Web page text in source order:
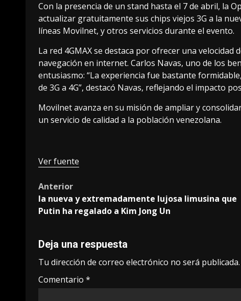
Con la presencia de un stand hasta el 7 de abril, la
actualizar gratuitamente sus chips viejos 3G a la
líneas Movilnet, y otros servicios durante el evento.
La red 4GMAX se destaca por ofrecer una
navegación en internet. Carlos Navas, uno de los
entusiasmo: “La experiencia fue bastante
de 3G a 4G”, destacó Navas, reflejando el impacto
Movilnet avanza en su misión de ampliar y
un servicio de calidad a la población venezolana.
Ver fuente
Post
navigation
Anterior
la nueva y extremadamente lujosa limusina que
Putin ha regalado a Kim Jong Un
Deja una respuesta
Tu dirección de correo electrónico no será publicada.
Comentario *